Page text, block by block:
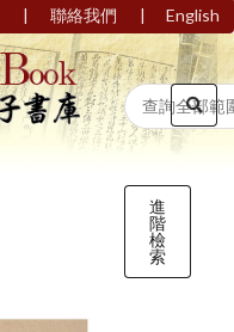
| 聯絡我們 | English
進
階
檢
索